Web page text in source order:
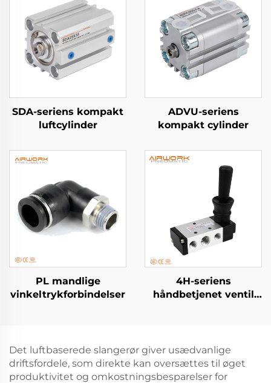
SDA-seriens kompakt
luftcylinder
ADVU-seriens
kompakt cylinder
PL mandlige
vinkeltrykforbindelser
4H-seriens
håndbetjenet ventil
Det luftbaserede slangerør giver usædvanlige
driftsfordele, som direkte kan oversættes til øget
produktivitet og omkostningsbesparelser for